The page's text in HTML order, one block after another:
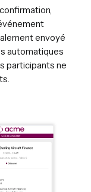
envoyé
automatiques
participants ne